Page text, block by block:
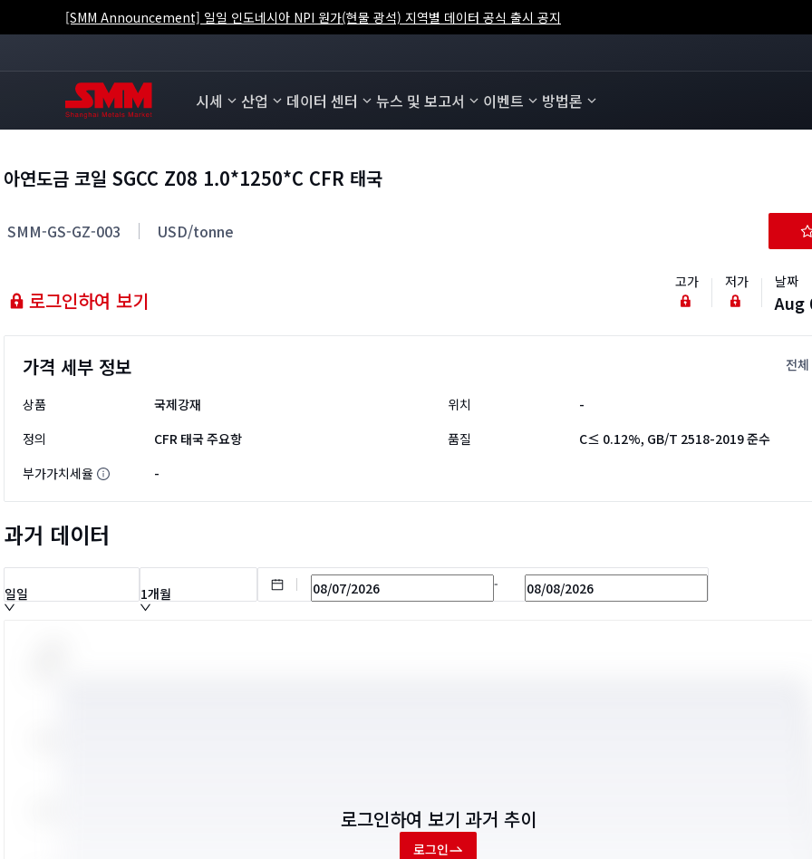
[SMM 공지] SMM 일본·한국 구리 스크랩 사회재고 계수 추가 건
시세 산업 데이터 센터 뉴스 및 보고서 이벤트 방법론
아연도금 코일 SGCC Z08 1.0*1250*C CFR 태국
SMM-GS-GZ-003 USD/tonne
로그인하여 보기
고가 저가 날짜
Aug
가격 세부 정보 전
상품 국제강재 위치
-
정의
CFR 태국 주요항 품질
C≤ 0.12%, GB/T 2518-2019 준수
부가가치세율
-
과거 데이터
일일 1개월
-
로그인하여 보기 과거 추이
로그인